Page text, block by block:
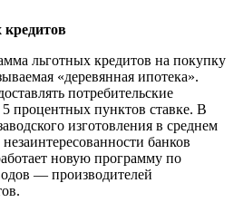
льготных кредитов на покупку
«деревянная ипотека».
потребительские
процентных пунктов ставке. В
изготовления в среднем
банков
новую программу по
— производителей